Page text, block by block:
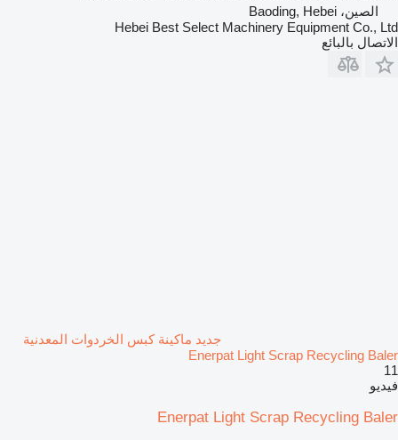
الصين، Baoding, Hebei
Hebei Best Select Machinery Equipment Co., Ltd
الاتصال بالبائع
جديد ماكينة كبس الخردوات المعدنية
Enerpat Light Scrap Recycling Baler
11
فيديو
Enerpat Light Scrap Recycling Baler